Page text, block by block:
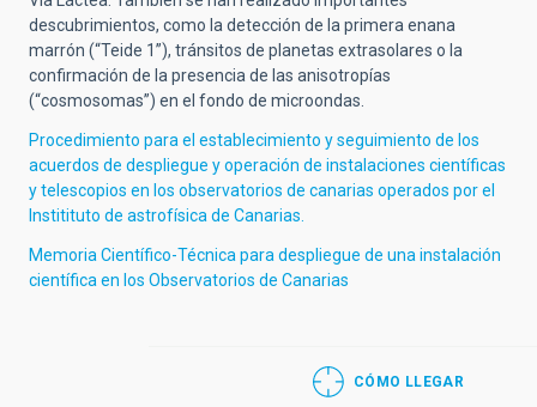
descubrimientos, como la detección de la primera enana
marrón (“Teide 1”), tránsitos de planetas extrasolares o la
confirmación de la presencia de las anisotropías
(“cosmosomas”) en el fondo de microondas.
Procedimiento para el establecimiento y seguimiento de los
acuerdos de despliegue y operación de instalaciones científicas
y telescopios en los observatorios de canarias operados por el
Institituto de astrofísica de Canarias.
Memoria Científico-Técnica para despliegue de una instalación
científica en los Observatorios de Canarias
CÓMO LLEGAR